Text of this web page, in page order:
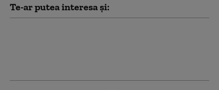
Te-ar putea interesa și: